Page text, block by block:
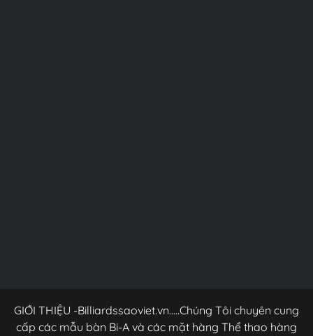
GIỚI THIỆU -Billiardssaoviet.vn.....Chúng Tôi chuyên cung
cấp các mẫu bàn Bi-A và các mặt hàng Thể thao hàng